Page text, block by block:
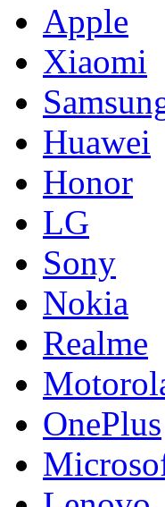
Apple
Xiaomi
Huawei
Honor
LG
Sony
Nokia
Realme
OnePlus